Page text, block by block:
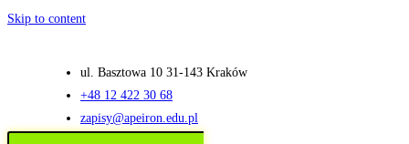
Skip to content
ul. Basztowa 10 31-143 Kraków
+48 12 422 30 68
zapisy@apeiron.edu.pl